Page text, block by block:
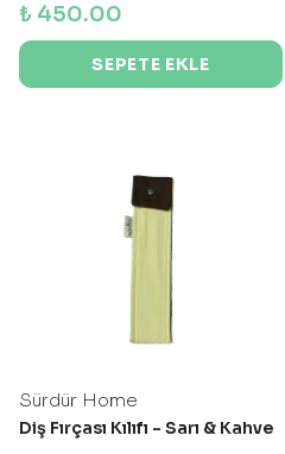
₺ 450.00
SEPETE EKLE
Sürdür Home
Diş Fırçası Kılıfı - Sarı & Kahve